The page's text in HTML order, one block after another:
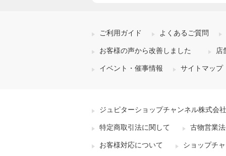
ご利用ガイド よくあるご質問
お客様の声から改善しました 店
イベント・催事情報 サイトマップ
ジュピターショップチャンネル株式会
特定商取引法に関して 古物営業
お客様対応について ショップチ